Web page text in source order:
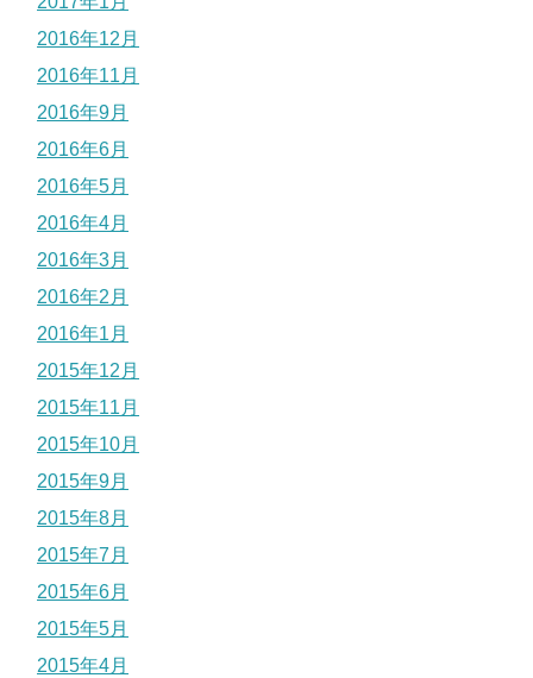
2016年12月
2016年11月
2016年9月
2016年6月
2016年5月
2016年4月
2016年3月
2016年2月
2016年1月
2015年12月
2015年11月
2015年10月
2015年9月
2015年8月
2015年7月
2015年6月
2015年5月
2015年4月